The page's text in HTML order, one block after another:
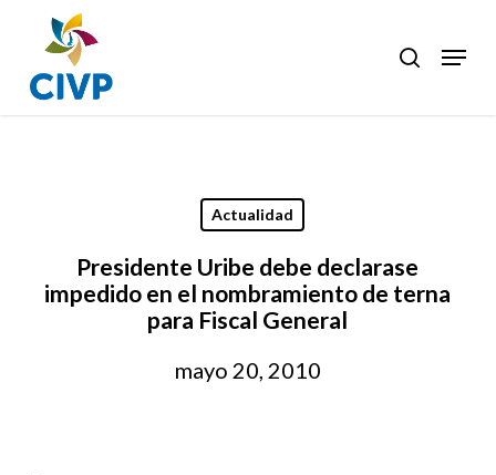
main
content
search
Menu
Actualidad
Presidente Uribe debe declarase
impedido en el nombramiento de terna
para Fiscal General
mayo 20, 2010
Close